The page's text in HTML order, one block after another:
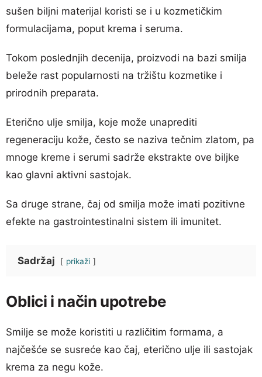
sušen biljni materijal koristi se i u kozmetičkim
formulacijama, poput krema i seruma.
Tokom poslednjih decenija, proizvodi na bazi smilja
beleže rast popularnosti na tržištu kozmetike i
prirodnih preparata.
Eterično ulje smilja, koje može unaprediti
regeneraciju kože, često se naziva tečnim zlatom, pa
mnoge kreme i serumi sadrže ekstrakte ove biljke
kao glavni aktivni sastojak.
Sa druge strane, čaj od smilja može imati pozitivne
efekte na gastrointestinalni sistem ili imunitet.
Sadržaj prikaži
Oblici i način upotrebe
Smilje se može koristiti u različitim formama, a
najčešće se susreće kao čaj, eterično ulje ili sastojak
krema za negu kože.